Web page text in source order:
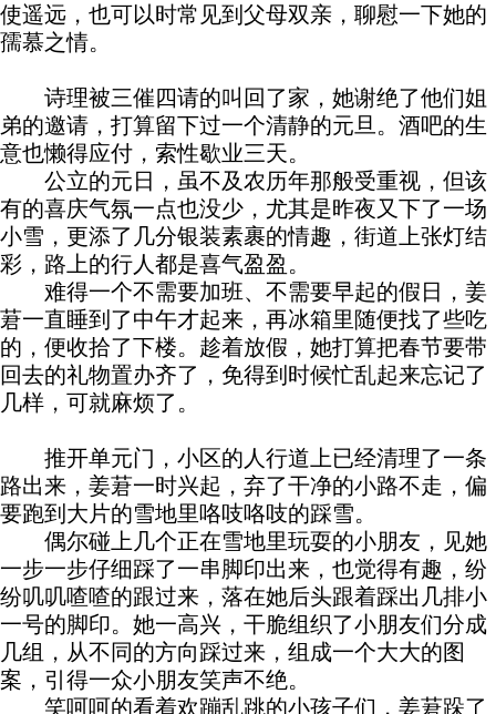
使遥远，也可以时常见到父母双亲，聊慰一下她的
孺慕之情。
诗理被三催四请的叫回了家，她谢绝了他们姐
弟的邀请，打算留下过一个清静的元旦。酒吧的生
意也懒得应付，索性歇业三天。
公立的元日，虽不及农历年那般受重视，但该
有的喜庆气氛一点也没少，尤其是昨夜又下了一场
小雪，更添了几分银装素裹的情趣，街道上张灯结
彩，路上的行人都是喜气盈盈。
难得一个不需要加班、不需要早起的假日，姜
莙一直睡到了中午才起来，再冰箱里随便找了些吃
的，便收拾了下楼。趁着放假，她打算把春节要带
回去的礼物置办齐了，免得到时候忙乱起来忘记了
几样，可就麻烦了。
推开单元门，小区的人行道上已经清理了一条
路出来，姜莙一时兴起，弃了干净的小路不走，偏
要跑到大片的雪地里咯吱咯吱的踩雪。
偶尔碰上几个正在雪地里玩耍的小朋友，见她
一步一步仔细踩了一串脚印出来，也觉得有趣，纷
纷叽叽喳喳的跟过来，落在她后头跟着踩出几排小
一号的脚印。她一高兴，干脆组织了小朋友们分成
几组，从不同的方向踩过来，组成一个大大的图
案，引得一众小朋友笑声不绝。
笑呵呵的看着欢蹦乱跳的小孩子们，姜莙跺了